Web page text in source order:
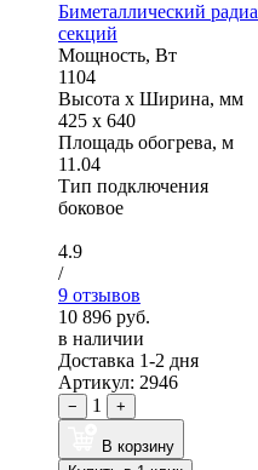
Биметаллический
секций
Мощность, Вт
1104
Высота x Ширина, мм
425 x 640
Площадь обогрева, м
11.04
Тип подключения
боковое
4.9
/
9 отзывов
10 896 руб.
в наличии
Доставка 1-2 дня
Артикул: 2946
− 1 +
В корзину